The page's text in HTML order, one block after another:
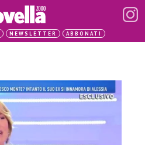
NEWSLETTER ABBONATI